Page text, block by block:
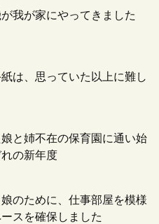
我が家にやってきました
は、思っていた以上に難し
と姉不在の保育園に通い始
の新年度
のために、仕事部屋を模様
スを確保しました